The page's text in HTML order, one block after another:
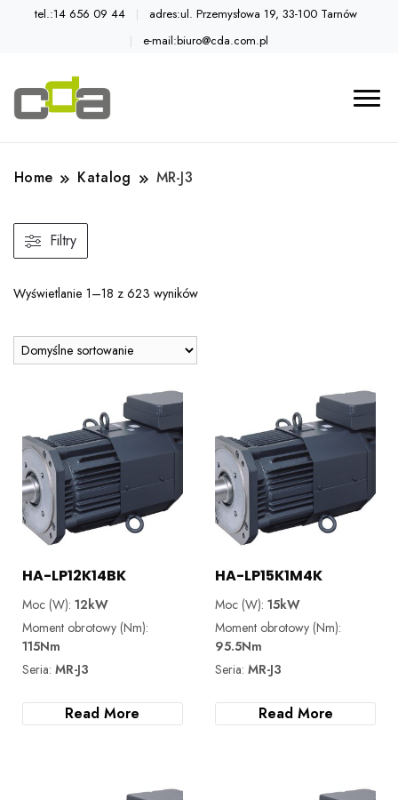
tel.:14 656 09 44
adres:ul. Przemysłowa 19, 33-100 Tarnów
e-mail:biuro@cda.com.pl
Home Katalog MR-J3
Filtry
Wyświetlanie 1–18 z 623 wyników
HA-LP12K14BK
Moc (W): 12kW
Moment obrotowy (Nm):
115Nm
Seria: MR-J3
Read More
HA-LP15K1M4K
Moc (W):15kW
Moment obrotowy (Nm):
95.5Nm
Seria:MR-J3
Read More